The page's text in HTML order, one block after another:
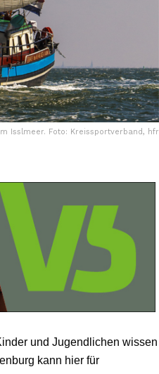
Isslmeer. Foto: Kreissportverband, hfr
und Jugendlichen wissen
kann hier für